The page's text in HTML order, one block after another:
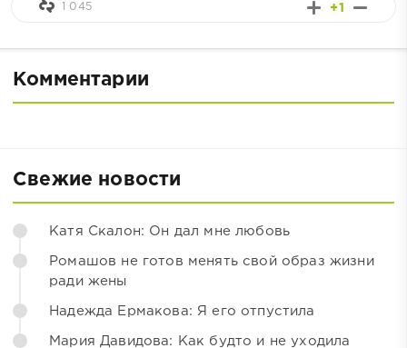
+1
1 045
Комментарии
Свежие новости
Катя Скалон: Он дал мне любовь
Ромашов не готов менять свой образ жизни
ради жены
Надежда Ермакова: Я его отпустила
Мария Давидова: Как будто и не уходила